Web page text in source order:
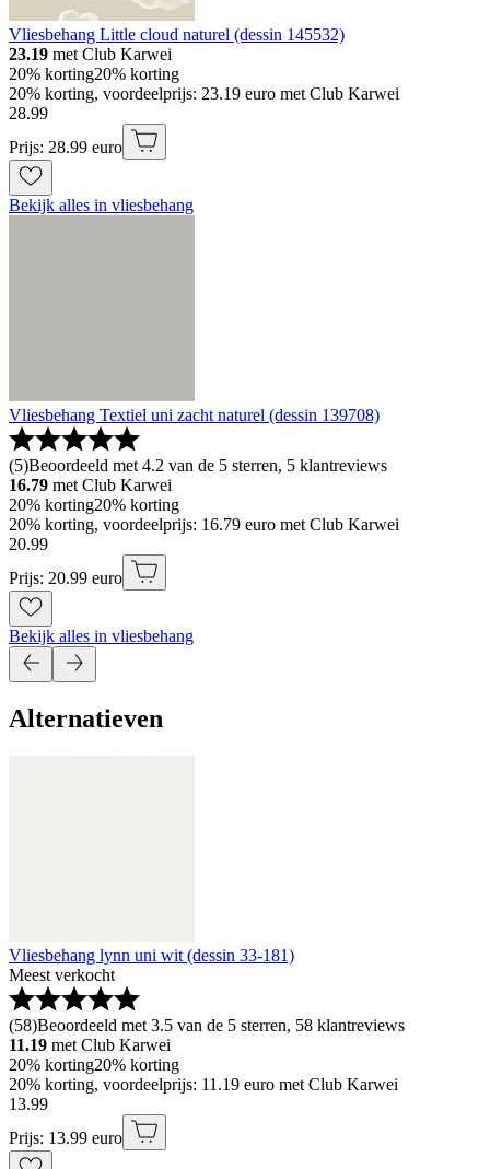
Vliesbehang Little cloud naturel (dessin 145532)
23.19 met Club Karwei
20% korting20% korting
20% korting, voordeelprijs: 23.19 euro met Club Karwei
28.99
Prijs: 28.99 euro
Bekijk alles in vliesbehang
Vliesbehang Textiel uni zacht naturel (dessin 139708)
(5)Beoordeeld met 4.2 van de 5 sterren, 5 klantreviews
16.79 met Club Karwei
20% korting20% korting
20% korting, voordeelprijs: 16.79 euro met Club Karwei
20.99
Prijs: 20.99 euro
Bekijk alles in vliesbehang
Alternatieven
Vliesbehang lynn uni wit (dessin 33-181)
Meest verkocht
(58)Beoordeeld met 3.5 van de 5 sterren, 58 klantreviews
11.19 met Club Karwei
20% korting20% korting
20% korting, voordeelprijs: 11.19 euro met Club Karwei
13.99
Prijs: 13.99 euro